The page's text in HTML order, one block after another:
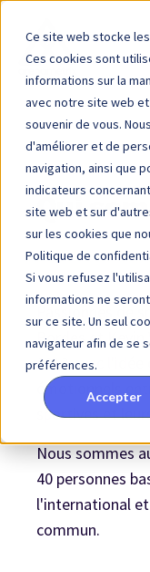
Ce site web stocke
Ces cookies sont
informations sur la
avec notre site web
souvenir de vous.
d'améliorer et de
navigation, ainsi que
indicateurs
site web et sur
sur les cookies que
Politique de
Si vous refusez
informations ne
sur ce site. Un seul
navigateur afin de se
préférences.
Accepter
Qui
Passionnés de
Bordes et Kevin
2013 avec l'idée
émotionnels
sportives et
Nous sommes
40 personnes
l'international
commun.